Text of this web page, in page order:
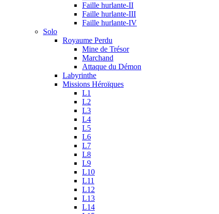
Faille hurlante-II
Faille hurlante-III
Faille hurlante-IV
Solo
Royaume Perdu
Mine de Trésor
Marchand
Attaque du Démon
Labyrinthe
Missions Héroïques
L1
L2
L3
L4
L5
L6
L7
L8
L9
L10
L11
L12
L13
L14